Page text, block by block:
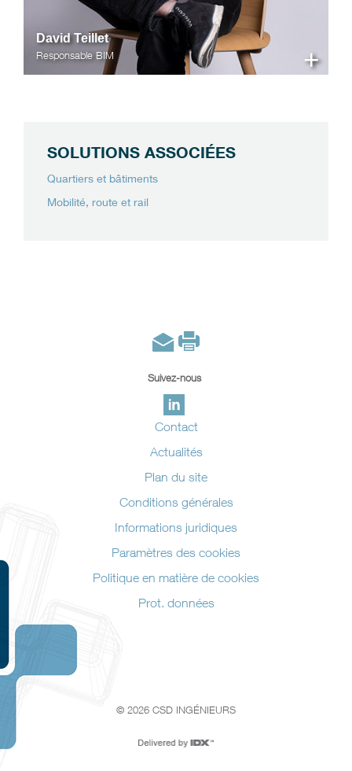
+
David Teillet
Responsable BIM
SOLUTIONS ASSOCIÉES
Quartiers et bâtiments
Mobilité, route et rail
Suivez-nous
Contact
Actualités
Plan du site
Conditions générales
Informations juridiques
Paramètres des cookies
Politique en matière de cookies
Prot. données
© 2026 CSD INGÉNIEURS